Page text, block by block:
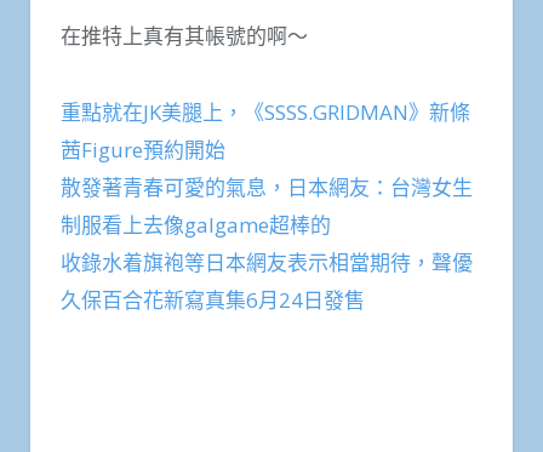
在推特上真有其帳號的啊～
重點就在JK美腿上，《SSSS.GRIDMAN》新條
茜Figure預約開始
散發著青春可愛的氣息，日本網友：台灣女生
制服看上去像galgame超棒的
收錄水着旗袍等日本網友表示相當期待，聲優
久保百合花新寫真集6月24日發售